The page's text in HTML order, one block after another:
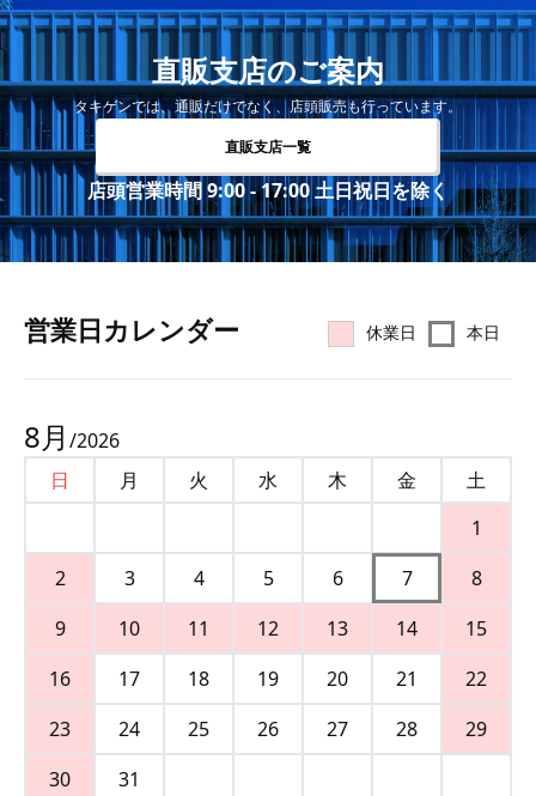
直販支店のご案内
タキゲンでは、通販だけでなく、店頭販売も行っています。
直販支店一覧
店頭営業時間 9:00 - 17:00 土日祝日を除く
営業⽇カレンダー 休業日 本日
8月 /2026
日
月 火 水 木 金
土
1
2
3 4 5 6 7
8
9
10 11 12 13 14
15
16
17 18 19 20 21
22
23
24 25 26 27 28
29
30
31